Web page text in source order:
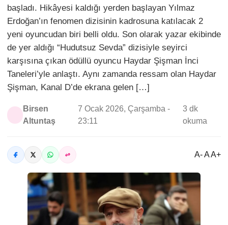
başladı. Hikâyesi kaldığı yerden başlayan Yılmaz
Erdoğan’ın fenomen dizisinin kadrosuna katılacak 2
yeni oyuncudan biri belli oldu. Son olarak yazar ekibinde
de yer aldığı “Hudutsuz Sevda” dizisiyle seyirci
karşısına çıkan ödüllü oyuncu Haydar Şişman İnci
Taneleri’yle anlaştı. Aynı zamanda ressam olan Haydar
Şişman, Kanal D’de ekrana gelen […]
Birsen
Altuntaş
7 Ocak 2026, Çarşamba -
23:11
3 dk
okuma
A- A A+